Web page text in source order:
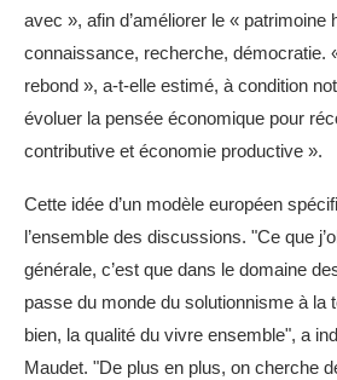
avec », afin d’améliorer le « patrimoine
connaissance, recherche, démocratie.
rebond », a-t-elle estimé, à condition
évoluer la pensée économique pour
contributive et économie productive ».
Cette idée d’un modèle européen
l’ensemble des discussions. "Ce que
générale, c’est que dans le domaine
passe du monde du solutionnisme à la
bien, la qualité du vivre ensemble", a
Maudet. "De plus en plus, on cherche